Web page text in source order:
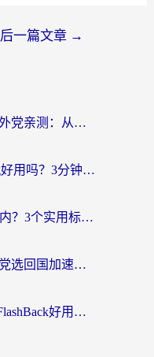
后一篇文章 →
如何翻墙到中国免费？海外党亲测：从踩坑到选对加速器的全攻略
海外党必看：云极和Bling好用吗？3分钟教你选对回国加速器
从澳门用什么VPN访问国内？3个实用标准帮你避开坑，无缝刷剧听歌
穿梭和银河哪个好？海外党选回国加速器的避坑指南，附番茄加速器实测体验
海外党必看：ChickCN和FlashBack好用吗？3招教你选对回国加速器（附云极、HomeCN、斧牛vs艾果对比）